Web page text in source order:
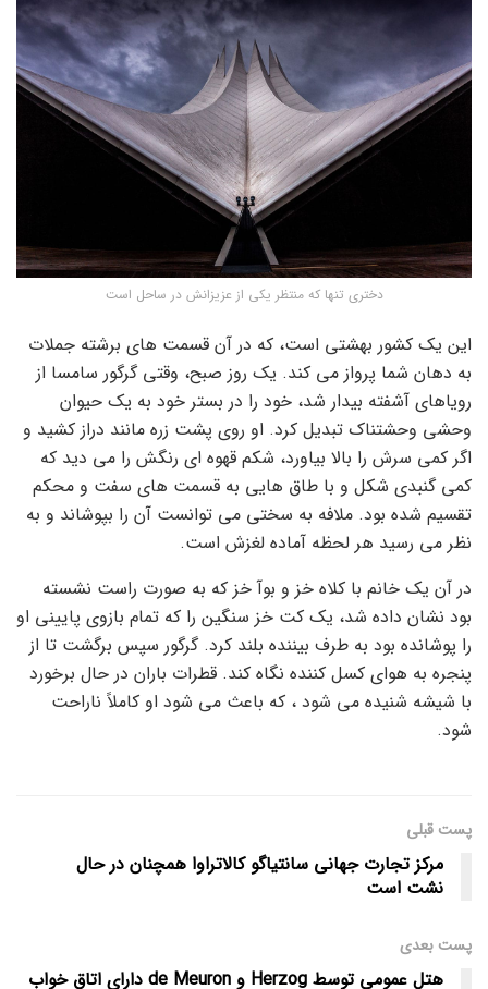
دختری تنها که منتظر یکی از عزیزانش در ساحل است
این یک کشور بهشتی است، که در آن قسمت های برشته جملات
به دهان شما پرواز می کند. یک روز صبح، وقتی گرگور سامسا از
رویاهای آشفته بیدار شد، خود را در بستر خود به یک حیوان
وحشی وحشتناک تبدیل کرد. او روی پشت زره مانند دراز کشید و
اگر کمی سرش را بالا بیاورد، شکم قهوه ای رنگش را می دید که
کمی گنبدی شکل و با طاق هایی به قسمت های سفت و محکم
تقسیم شده بود. ملافه به سختی می توانست آن را بپوشاند و به
نظر می رسید هر لحظه آماده لغزش است.
در آن یک خانم با کلاه خز و بوآ خز که به صورت راست نشسته
بود نشان داده شد، یک کت خز سنگین را که تمام بازوی پایینی او
را پوشانده بود به طرف بیننده بلند کرد. گرگور سپس برگشت تا از
پنجره به هوای کسل کننده نگاه کند. قطرات باران در حال برخورد
با شیشه شنیده می شود ، که باعث می شود او کاملاً ناراحت
شود.
پست قبلی
مرکز تجارت جهانی سانتیاگو کالاتراوا همچنان در حال
نشت است
پست‌ بعدی
هتل عمومی توسط Herzog و de Meuron دارای اتاق خواب